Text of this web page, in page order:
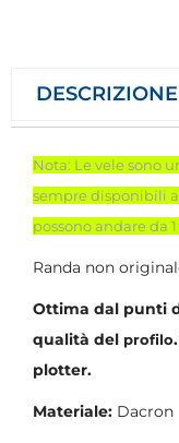
DESCRIZIONE
Nota: Le vele sono
sempre disponibili
possono andare da
Randa non
Ottima dal punti
qualità del profilo
plotter.
Materiale: Dacron